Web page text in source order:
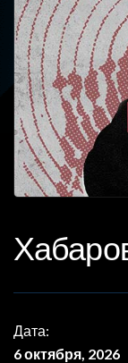
Дата:
6 октября, 2026